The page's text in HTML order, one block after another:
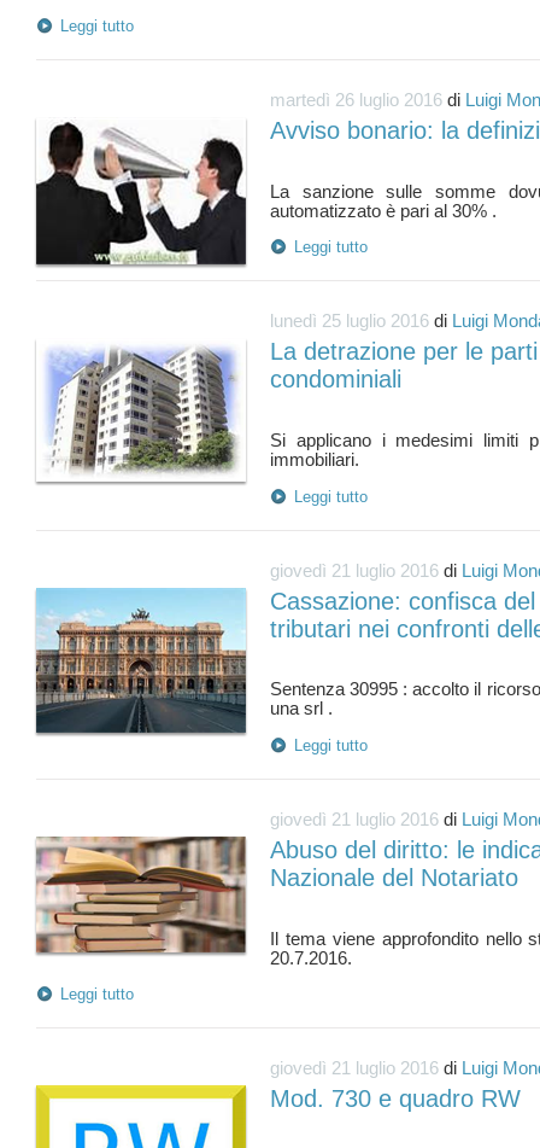
Leggi tutto
martedì 26 luglio 2016 di Luigi
Avviso bonario: la
La sanzione sulle somme
Leggi tutto
lunedì 25 luglio 2016 di Luigi
La detrazione per le
condominiali
Si applicano i medesimi limiti
Leggi tutto
giovedì 21 luglio 2016 di Luigi
Cassazione: confisca
tributari nei confronti
Sentenza 30995 : accolto il
Leggi tutto
giovedì 21 luglio 2016 di Luigi
Abuso del diritto: le
Nazionale del Notariato
Il tema viene approfondito nello
Leggi tutto
giovedì 21 luglio 2016 di Luigi
Mod. 730 e quadro RW